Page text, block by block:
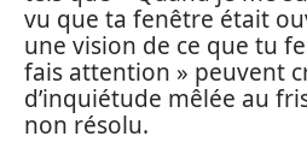
vu que ta fenêtre était
une vision de ce que tu
fais attention » peuvent
d’inquiétude mêlée au
non résolu.